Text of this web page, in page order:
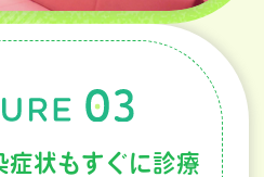
症状もすぐに診療